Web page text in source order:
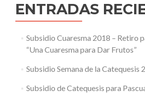
ENTRADAS
Subsidio Cuaresma 2018 – Retiro
“Una Cuaresma para Dar Frutos”
Subsidio Semana de la Catequesis
Subsidio de Catequesis para